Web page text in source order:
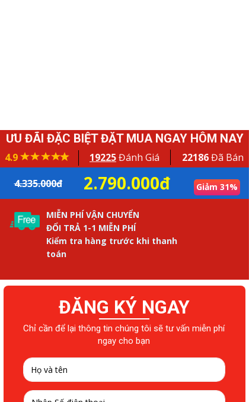
ƯU ĐÃI ĐẶC BIỆT ĐẶT MUA NGAY HÔM NAY
4.335.000đ 2.790.000đ
19225Đánh Giá 22186Đã Bán
Giảm 31%
4.9
MIỄN PHÍ VẬN CHUYỂN
ĐỔI TRẢ 1-1 MIỄN PHÍ
Kiểm tra hàng trước khi thanh
toán
Chỉ cần để lại thông tin chúng tôi sẽ tư vấn miễn phí
ngay cho bạn
ĐĂNG KÝ NGAY